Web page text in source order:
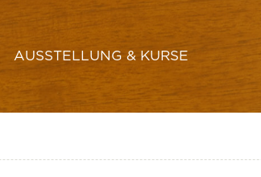
AUSSTELLUNG & KURSE